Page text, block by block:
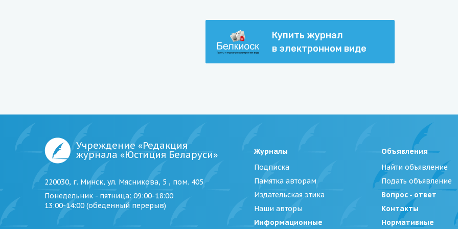
Купить журнал
в электронном виде
Учреждение «Редакция
журнала «Юстиция Беларуси»
220030, г. Минск, ул. Мясникова, 5 , пом. 405
Понедельник - пятница: 09:00-18:00
13:00-14:00 (обеденный перерыв)
Журналы
Подписка
Памятка авторам
Издательская этика
Наши авторы
Информационные
Объявления
Найти объявление
Подать объявление
Вопрос - ответ
Контакты
Нормативные